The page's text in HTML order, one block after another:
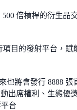
500 倍槓桿的衍生品
項目的發射平台，賦
也將會發行 8888 張
出席權利、生態優
台